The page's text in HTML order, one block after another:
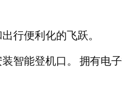
行便利化的飞跃。
智能登机口。 拥有电